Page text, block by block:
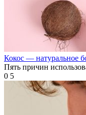
Кокос — натуральное
Пять причин
0 5